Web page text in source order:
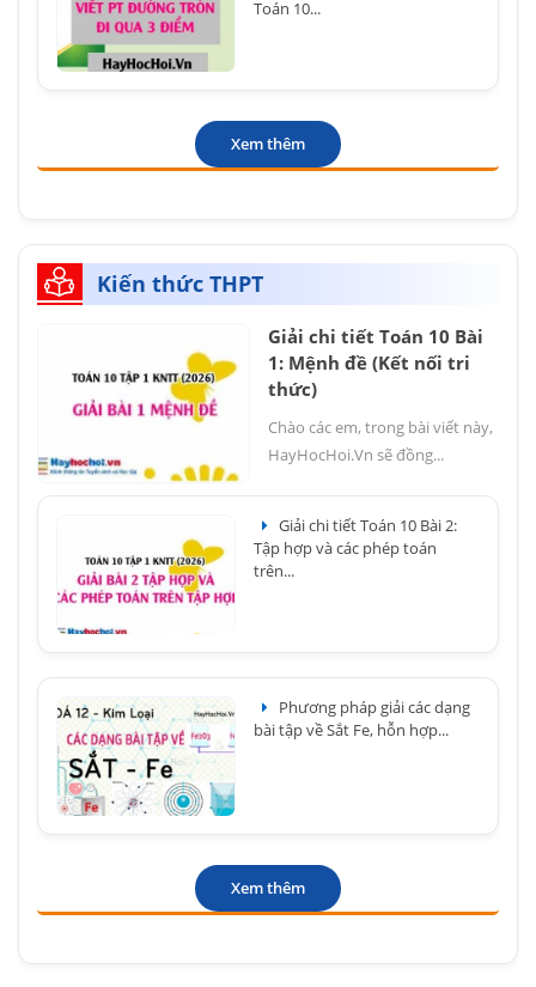
Toán 10...
Xem thêm
Kiến thức THPT
Giải chi tiết Toán 10 Bài
1: Mệnh đề (Kết nối tri
thức)
Chào các em, trong bài viết này,
HayHocHoi.Vn sẽ đồng...
Giải chi tiết Toán 10 Bài 2:
Tập hợp và các phép toán
trên...
Phương pháp giải các dạng
bài tập về Sắt Fe, hỗn hợp...
Xem thêm